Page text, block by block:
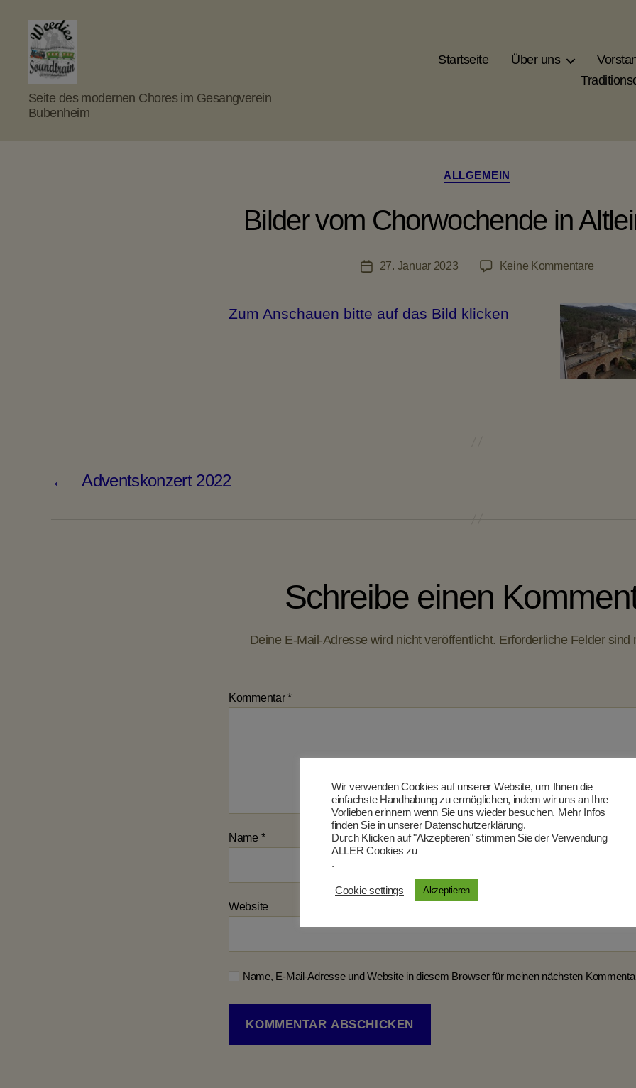
Weedies
Soundtrain
Seite des modernen Chores im Gesangverein
Bubenheim
Startseite Über uns
Kategorien
ALLGEMEIN
Bilder vom Chorwochende in
Veröffentlichungsdatum
27. Januar 2023 Keine Kommentarezu
in
Zum Anschauen bitte auf das Bild klicken
← Adventskonzert 2022
Schreibe einen
Deine E-Mail-Adresse wird nicht veröffentlicht. Erforderliche Felder sind
Kommentar*
Name * E-Mail-Adresse*
Website
Name, E-Mail-Adresse und Website in diesem Browser für meinen nächsten
Wir verwenden Cookies auf unserer Website, um Ihnen die
einfachste Handhabung zu ermöglichen, indem wir uns an Ihre
Vorlieben erinnern wenn Sie uns wieder besuchen. Mehr Infos
finden Sie in unserer Datenschutzerklärung.
Durch Klicken auf "Akzeptieren" stimmen Sie der Verwendung
ALLER Cookies zu
.
Cookie settings Akzeptieren